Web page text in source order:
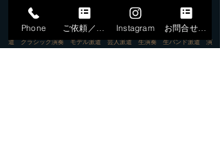
ミュージックフロント合同会社
バンド派遣 ミュージシャン派遣 アーティスト派遣 ジャズバンド派
遣 クラシック演奏 モデル派遣 芸人派遣 生演奏 生バンド派遣 演
Phone Instagram お問合せフォーム